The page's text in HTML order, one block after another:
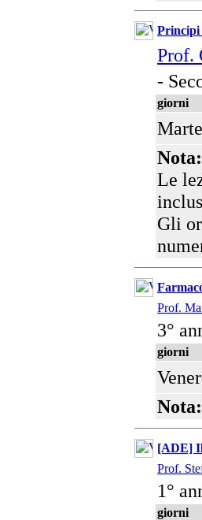
Principi
Prof.
-
giorni
Nota:
Le
Gli
Prof.
3°
giorni
Nota:
[ADE]
Prof.
1°
giorni